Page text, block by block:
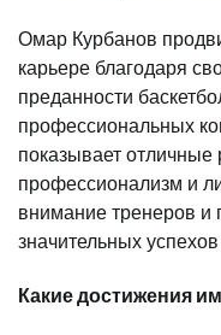
Омар Курбанов
карьере благодаря
преданности
профессиональных
показывает отличные
профессионализм и
внимание тренеров и
значительных
Какие достижения